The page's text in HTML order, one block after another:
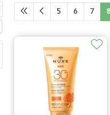
5 6 7